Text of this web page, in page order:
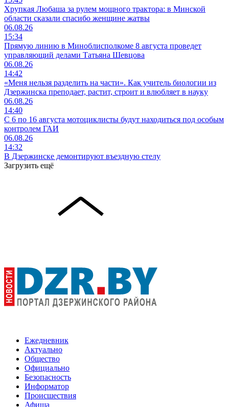
Хрупкая Любаша за рулем мощного трактора: в Минской
области сказали спасибо женщине жатвы
06.08.26
15:34
Прямую линию в Миноблисполкоме 8 августа проведет
управляющий делами Татьяна Шевцова
06.08.26
14:42
«Меня нельзя разделить на части». Как учитель биологии из
Дзержинска преподает, растит, строит и влюбляет в науку
06.08.26
14:40
С 6 по 16 августа мотоциклисты будут находиться под особым
контролем ГАИ
06.08.26
14:32
В Дзержинске демонтируют въездную стелу
Загрузить ещё
Ежедневник
Актуально
Общество
Официально
Безопасность
Информатор
Происшествия
Афиша